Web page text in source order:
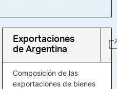
Exportaciones
de Argentina
Composición de las
exportaciones de bienes